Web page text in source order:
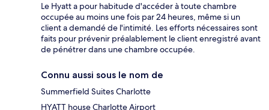
Le Hyatt a pour habitude d'accéder à toute chambre
occupée au moins une fois par 24 heures, même si un
client a demandé de l'intimité. Les efforts nécessaires sont
faits pour prévenir préalablement le client enregistré avant
de pénétrer dans une chambre occupée.
Connu aussi sous le nom de
Summerfield Suites Charlotte
HYATT house Charlotte Airport